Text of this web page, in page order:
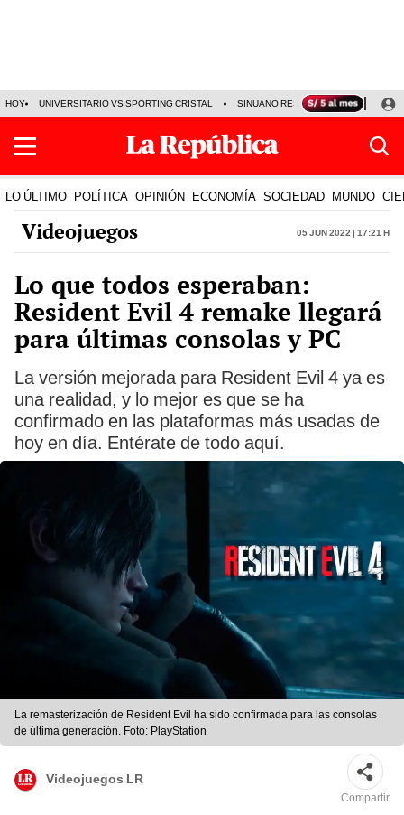
HOY UNIVERSITARIO VS SPORTING CRISTAL SINUANO RESULTADOS HOY
LO ÚLTIMO POLÍTICA OPINIÓN ECONOMÍA SOCIEDAD MUNDO
Videojuegos 05 Jun 2022 | 17:21 h
Lo que todos esperaban:
Resident Evil 4 remake llegará
para últimas consolas y PC
La versión mejorada para Resident Evil 4 ya es
una realidad, y lo mejor es que se ha
confirmado en las plataformas más usadas de
hoy en día. Entérate de todo aquí.
La remasterización de Resident Evil ha sido confirmada para las consolas
de última generación. Foto: PlayStation
Videojuegos LR
Compartir